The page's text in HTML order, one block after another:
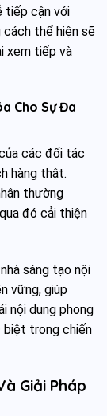
tiếp cận với
cách thể hiện sẽ
xem tiếp và
Cho Sự Đa
các đối tác
hàng thật.
thường
đó cải thiện
sáng tạo nội
vững, giúp
nội dung phong
biệt trong chiến
Giải Pháp